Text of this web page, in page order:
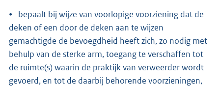
⦁ bepaalt bij wijze van voorlopige voorziening dat de
deken of een door de deken aan te wijzen
gemachtigde de bevoegdheid heeft zich, zo nodig met
behulp van de sterke arm, toegang te verschaffen tot
de ruimte(s) waarin de praktijk van verweerder wordt
gevoerd, en tot de daarbij behorende voorzieningen,